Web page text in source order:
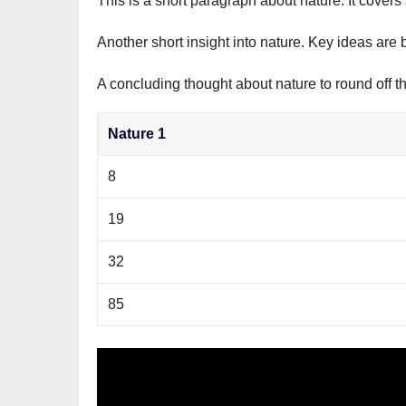
Another short insight into nature. Key ideas are
A concluding thought about nature to round off
Nature 1
8
19
32
85